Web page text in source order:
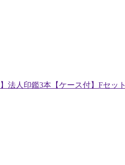
法人印鑑3本【ケース付】Fセット